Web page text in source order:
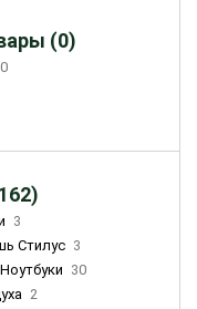
(0)
0
3
Стилус 3
Ноутбуки 30
2